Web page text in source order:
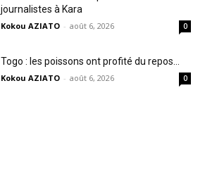
journalistes à Kara
Kokou AZIATO - août 6, 2026 0
Togo : les poissons ont profité du repos…
Kokou AZIATO - août 6, 2026 0